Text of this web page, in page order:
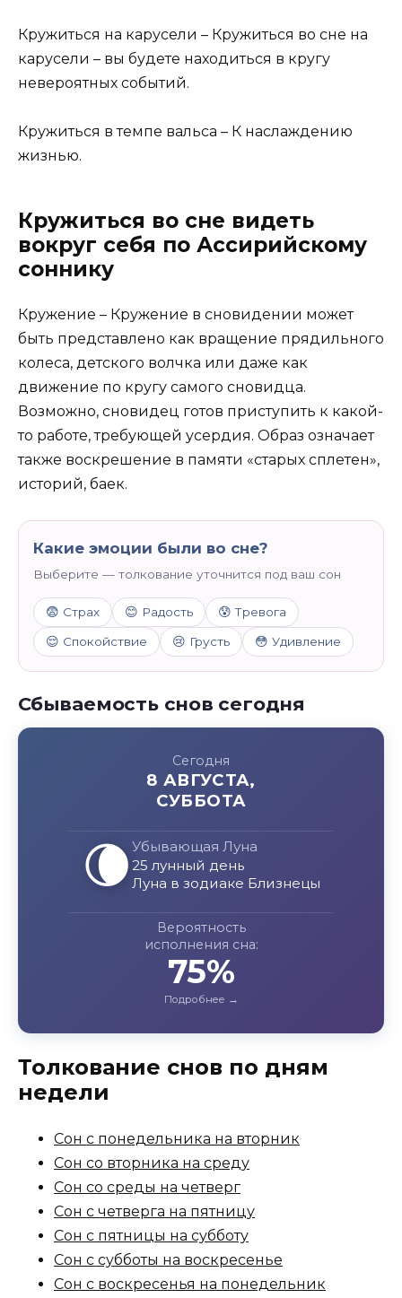
Кружиться на карусели – Кружиться во сне на
карусели – вы будете находиться в кругу
невероятных событий.
Кружиться в темпе вальса – К наслаждению
жизнью.
Кружиться во сне видеть
вокруг себя по Ассирийскому
соннику
Кружение – Кружение в сновидении может
быть представлено как вращение прядильного
колеса, детского волчка или даже как
движение по кругу самого сновидца.
Возможно, сновидец готов приступить к какой-
то работе, требующей усердия. Образ означает
также воскрешение в памяти «старых сплетен»,
историй, баек.
Какие эмоции были во сне?
Выберите — толкование уточнится под ваш сон
😨 Страх 😊 Радость 😰 Тревога
😌 Спокойствие 😢 Грусть 😳 Удивление
Сбываемость снов сегодня
Сегодня
8 АВГУСТА,
СУББОТА
🌘 Убывающая Луна
25 лунный день
Луна в зодиаке Близнецы
Вероятность
исполнения сна:
75%
Толкование снов по дням
недели
Сон с понедельника на вторник
Сон со вторника на среду
Сон со среды на четверг
Сон с четверга на пятницу
Сон с пятницы на субботу
Сон с субботы на воскресенье
Сон с воскресенья на понедельник